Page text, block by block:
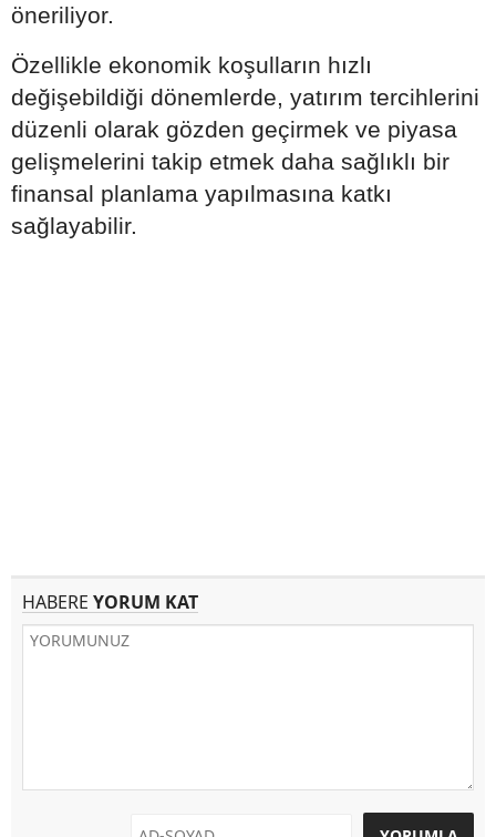
öneriliyor.
Özellikle ekonomik koşulların hızlı
değişebildiği dönemlerde, yatırım tercihlerini
düzenli olarak gözden geçirmek ve piyasa
gelişmelerini takip etmek daha sağlıklı bir
finansal planlama yapılmasına katkı
sağlayabilir.
HABERE YORUM KAT